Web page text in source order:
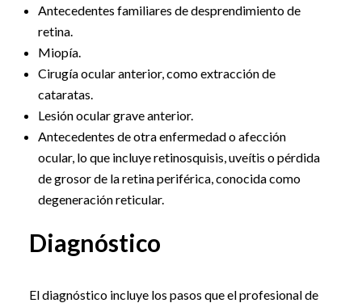
Antecedentes familiares de desprendimiento de
retina.
Miopía.
Cirugía ocular anterior, como extracción de
cataratas.
Lesión ocular grave anterior.
Antecedentes de otra enfermedad o afección
ocular, lo que incluye retinosquisis, uveítis o pérdida
de grosor de la retina periférica, conocida como
degeneración reticular.
Diagnóstico
El diagnóstico incluye los pasos que el profesional de